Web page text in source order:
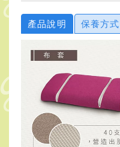
產品說明 保養方式